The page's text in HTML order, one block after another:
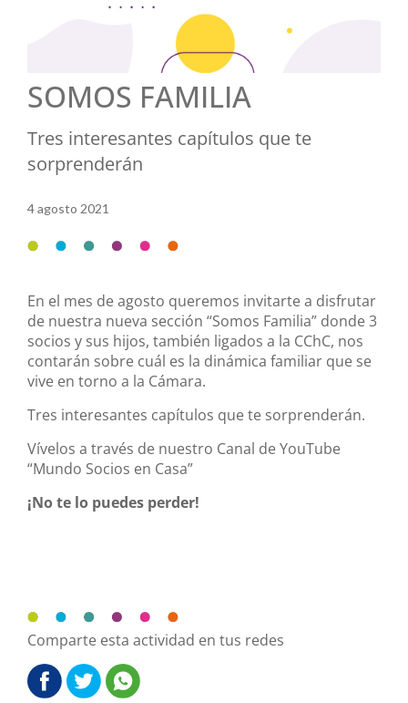
SOMOS FAMILIA
Tres interesantes capítulos que te
sorprenderán
4 agosto 2021
En el mes de agosto queremos invitarte a disfrutar
de nuestra nueva sección “Somos Familia” donde 3
socios y sus hijos, también ligados a la CChC, nos
contarán sobre cuál es la dinámica familiar que se
vive en torno a la Cámara.
Tres interesantes capítulos que te sorprenderán.
Vívelos a través de nuestro Canal de YouTube
“Mundo Socios en Casa”
¡No te lo puedes perder!
Comparte esta actividad en tus redes